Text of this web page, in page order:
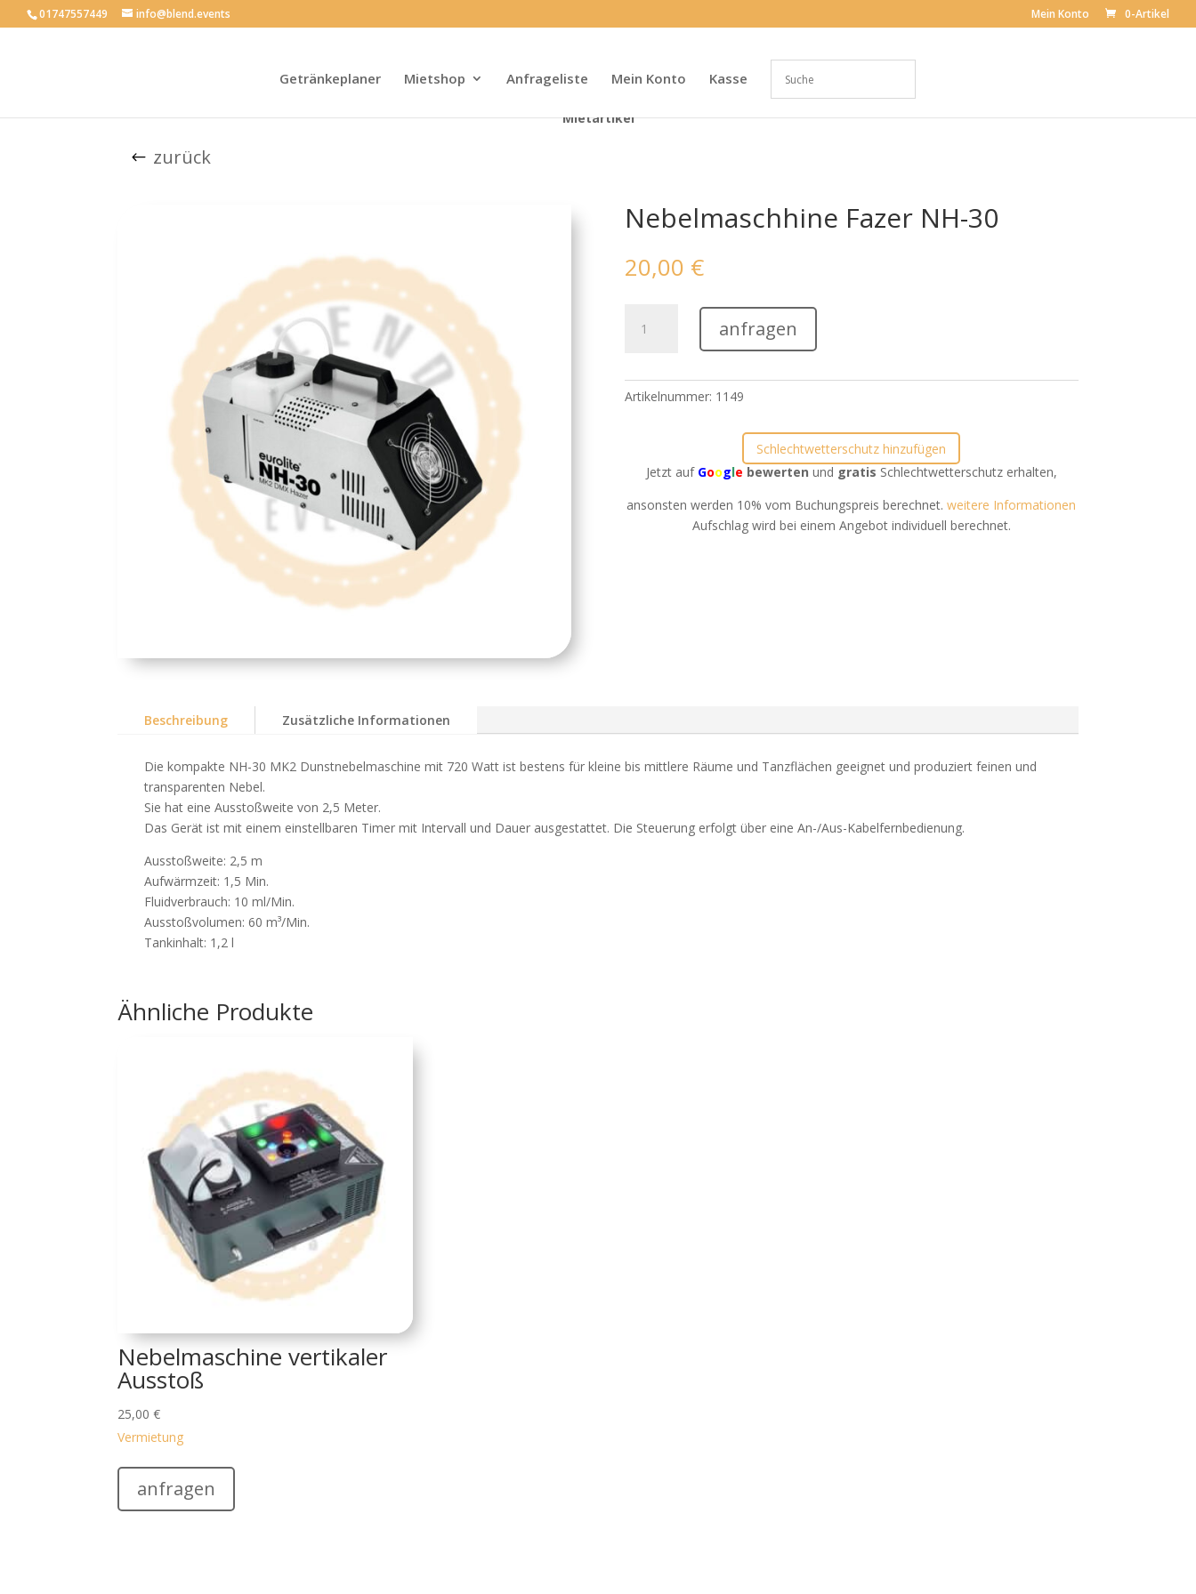
01747557449 info@blend.events Mein Konto 0-Artikel
Getränkeplaner Mietshop Anfrageliste Mein Konto Kasse
Mietartikel
zurück
Nebelmaschhine Fazer NH-30
20,00 €
Nebelmaschhine
Fazer
Menge
anfragen
Artikelnummer: 1149
Schlechtwetterschutz hinzufügen
Jetzt auf Google bewerten und gratis Schlechtwetterschutz erhalten,
ansonsten werden 10% vom Buchungspreis berechnet.weitere Informationen
Aufschlag wird bei einem Angebot individuell berechnet.
Beschreibung Zusätzliche Informationen
Die kompakte NH-30 MK2 Dunstnebelmaschine mit 720 Watt ist bestens für kleine bis mittlere Räume und Tanzflächen geeignet und produziert feinen und
transparenten Nebel.
Sie hat eine Ausstoßweite von 2,5 Meter.
Das Gerät ist mit einem einstellbaren Timer mit Intervall und Dauer ausgestattet. Die Steuerung erfolgt über eine An-/Aus-Kabelfernbedienung.
Ausstoßweite: 2,5 m
Aufwärmzeit: 1,5 Min.
Fluidverbrauch: 10 ml/Min.
Ausstoßvolumen: 60 m³/Min.
Tankinhalt: 1,2 l
Ähnliche Produkte
Nebelmaschine vertikaler
Ausstoß
25,00 €
Vermietung
anfragen